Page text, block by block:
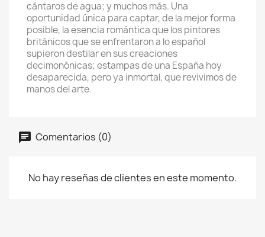
cántaros de agua; y muchos más. Una
oportunidad única para captar, de la mejor forma
posible, la esencia romántica que los pintores
británicos que se enfrentaron a lo español
supieron destilar en sus creaciones
decimonónicas; estampas de una España hoy
desaparecida, pero ya inmortal, que revivimos de
manos del arte.
Comentarios (0)
No hay reseñas de clientes en este momento.